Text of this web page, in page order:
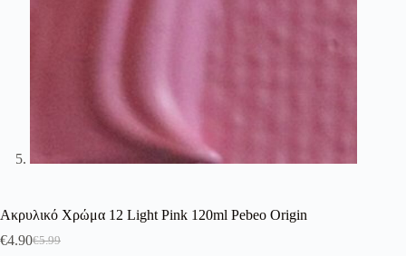
Ακρυλικό Χρώμα 12 Light Pink 120ml Pebeo Origin
€5.99
Original
€4.90Η